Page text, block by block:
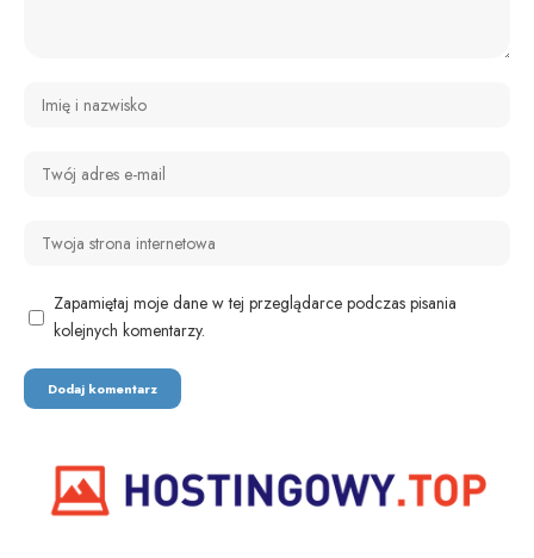
Zapamiętaj moje dane w tej przeglądarce podczas pisania
kolejnych komentarzy.